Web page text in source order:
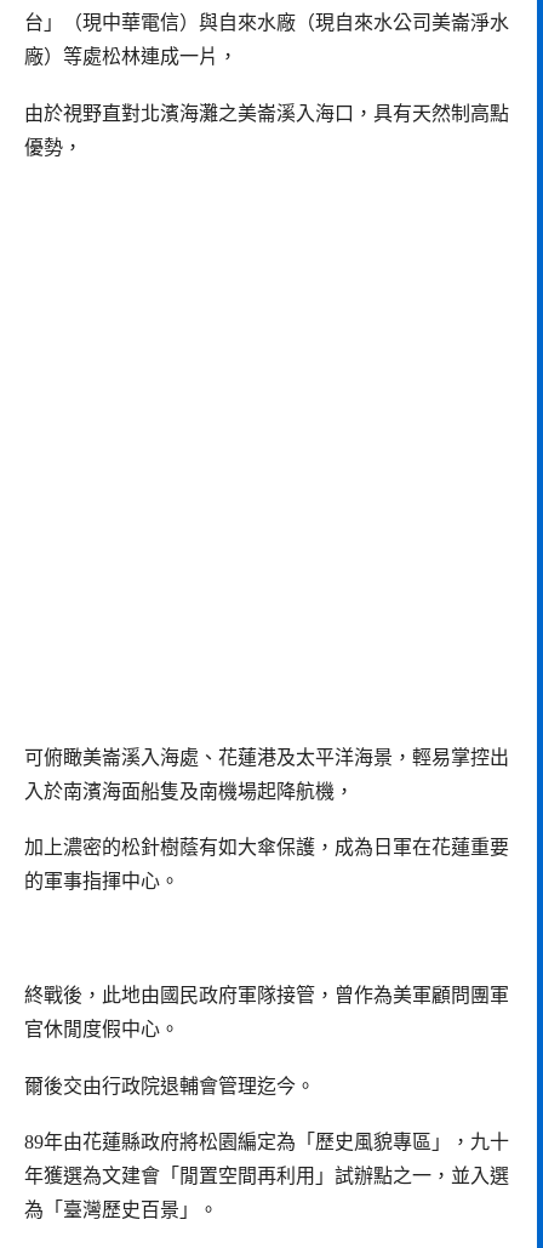
台」（現中華電信）與自來水廠（現自來水公司美崙淨水
廠）等處松林連成一片，
由於視野直對北濱海灘之美崙溪入海口，具有天然制高點
優勢，
可俯瞰美崙溪入海處、花蓮港及太平洋海景，輕易掌控出
入於南濱海面船隻及南機場起降航機，
加上濃密的松針樹蔭有如大傘保護，成為日軍在花蓮重要
的軍事指揮中心。
終戰後，此地由國民政府軍隊接管，曾作為美軍顧問團軍
官休閒度假中心。
爾後交由行政院退輔會管理迄今。
89年由花蓮縣政府將松園編定為「歷史風貌專區」，九十
年獲選為文建會「閒置空間再利用」試辦點之一，並入選
為「臺灣歷史百景」。